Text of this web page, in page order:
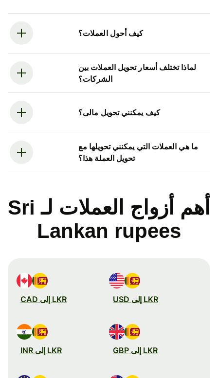
كيف أحول العملات؟
لماذا تختلف أسعار تحويل العملات بين
الشركات؟
كيف يمكنني تحويل مالى؟
ما هي العملات التي يمكنني تحويلها مع
تحويل العملة هذا؟
أهم أزواج العملات لـ Sri
Lankan rupees
LKR إلى USD LKR إلى CAD
LKR إلى GBP LKR إلى INR